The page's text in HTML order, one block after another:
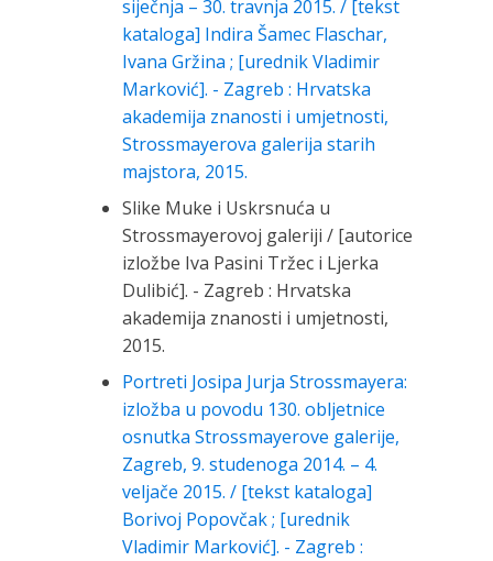
siječnja – 30. travnja 2015. / [tekst
kataloga] Indira Šamec Flaschar,
Ivana Gržina ; [urednik Vladimir
Marković]. - Zagreb : Hrvatska
akademija znanosti i umjetnosti,
Strossmayerova galerija starih
majstora, 2015.
Slike Muke i Uskrsnuća u
Strossmayerovoj galeriji / [autorice
izložbe Iva Pasini Tržec i Ljerka
Dulibić]. - Zagreb : Hrvatska
akademija znanosti i umjetnosti,
2015.
Portreti Josipa Jurja Strossmayera:
izložba u povodu 130. obljetnice
osnutka Strossmayerove galerije,
Zagreb, 9. studenoga 2014. – 4.
veljače 2015. / [tekst kataloga]
Borivoj Popovčak ; [urednik
Vladimir Marković]. - Zagreb :